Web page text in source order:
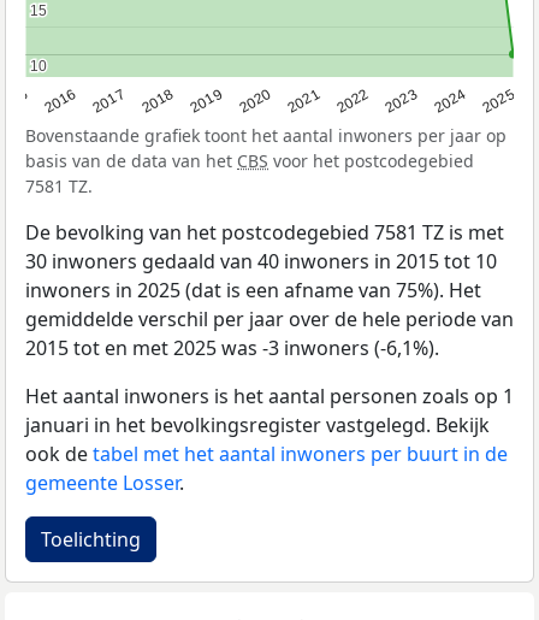
2016 2017 2018 2019 2020 2021 2022 2023 2024 2025
10
10
15
15
Bovenstaande grafiek toont het aantal inwoners per jaar op
basis van de data van het CBS voor het postcodegebied
7581 TZ.
De bevolking van het postcodegebied 7581 TZ is met
30 inwoners gedaald van 40 inwoners in 2015 tot 10
inwoners in 2025 (dat is een afname van 75%). Het
gemiddelde verschil per jaar over de hele periode van
2015 tot en met 2025 was -3 inwoners (-6,1%).
Het aantal inwoners is het aantal personen zoals op 1
januari in het bevolkingsregister vastgelegd. Bekijk
ook detabel met het aantal inwoners per buurt in de
gemeente Losser.
Toelichting